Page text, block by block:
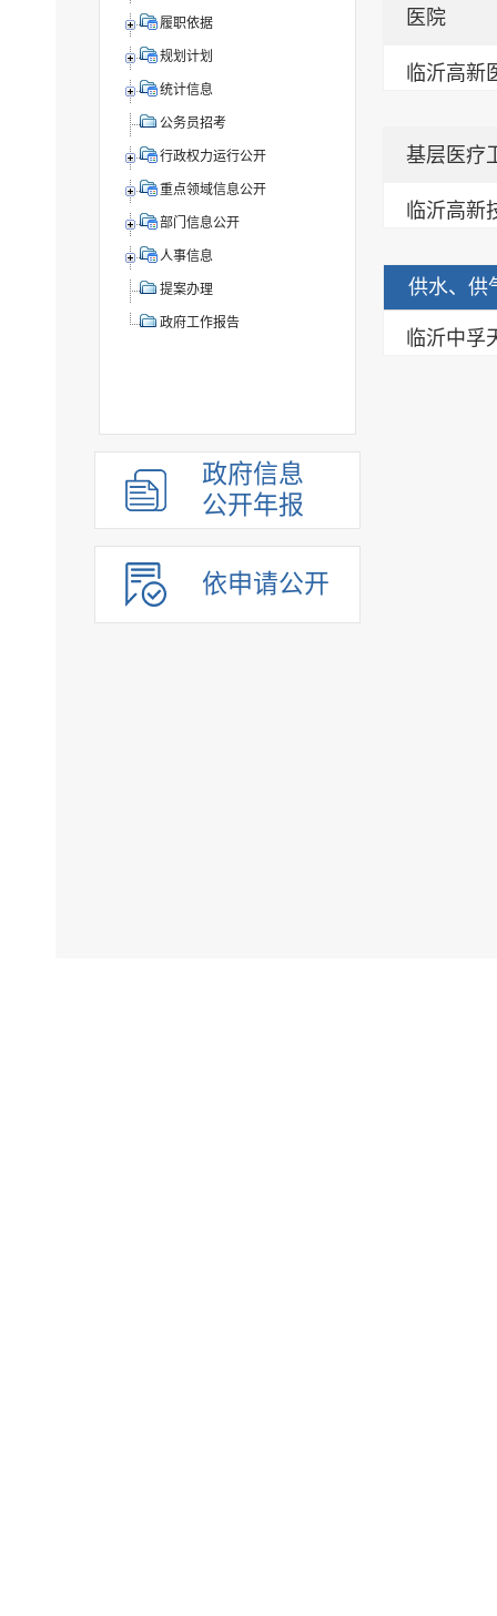
履职依据
规划计划
统计信息
公务员招考
行政权力运行公开
重点领域信息公开
部门信息公开
人事信息
提案办理
政府工作报告
政府信息
公开年报
依申请公开
医院
临沂高新
基层医疗
临沂高新
供水、供
临沂中孚